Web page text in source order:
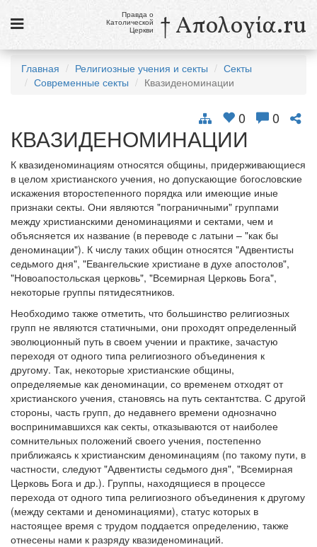
Новости
Галерея
Викторины
Ссылки
Религиозные учения и секты, справочник
10 августа
Св. Лаврентий, диакон и мученик
см. календарь
Обратная связь
mail@apologia.ru
Отправить сообщение
Вход
Правда о
Католической
Церкви † Απολογία.ru
Главная Религиозные учения и секты
Секты
Современные секты
Квазиденоминации
0 0
КВАЗИДЕНОМИНАЦИИ
К квазиденоминациям относятся общины, придерживающиеся
в целом христианского учения, но допускающие богословские
искажения второстепенного порядка или имеющие иные
признаки секты. Они являются "пограничными" группами
между христианскими деноминациями и сектами, чем и
объясняется их название (в переводе с латыни – "как бы
деноминации"). К числу таких общин относятся "Адвентисты
седьмого дня", "Евангельские христиане в духе апостолов",
"Новоапостольская церковь", "Всемирная Церковь Бога",
некоторые группы пятидесятников.
Необходимо также отметить, что большинство религиозных
групп не являются статичными, они проходят определенный
эволюционный путь в своем учении и практике, зачастую
переходя от одного типа религиозного объединения к
другому. Так, некоторые христианские общины,
определяемые как деноминации, со временем отходят от
христианского учения, становясь на путь сектантства. С другой
стороны, часть групп, до недавнего времени однозначно
воспринимавшихся как секты, отказываются от наиболее
сомнительных положений своего учения, постепенно
приближаясь к христианским деноминациям (по такому пути, в
частности, следуют "Адвентисты седьмого дня", "Всемирная
Церковь Бога и др.). Группы, находящиеся в процессе
перехода от одного типа религиозного объединения к другому
(между сектами и деноминациями), статус которых в
настоящее время с трудом поддается определению, также
отнесены нами к разряду квазиденоминаций.